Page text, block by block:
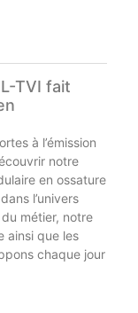
TVI fait
à l’émission
notre
en ossature
l’univers
métier, notre
ainsi que les
chaque jour